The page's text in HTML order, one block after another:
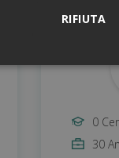
0
30
RIFIUTA
Necessari